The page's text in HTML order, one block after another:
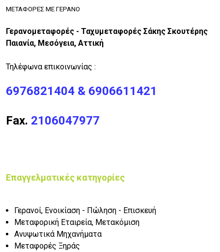
ΜΕΤΑΦΟΡΕΣ ΜΕ ΓΕΡΑΝΟ
Γερανομεταφορές - Ταχυμεταφορές Σάκης Σκουτέρης
Παιανία, Μεσόγεια, Αττική
Τηλέφωνα επικοινωνίας :
6976821404 & 6906611421
Fax. 2106047977
Επαγγελματικές κατηγορίες
Γερανοί, Ενοικίαση - Πώληση - Επισκευή
Μεταφορική Εταιρεία, Μετακόμιση
Ανυψωτικά Μηχανήματα
Μεταφορές Ξηράς